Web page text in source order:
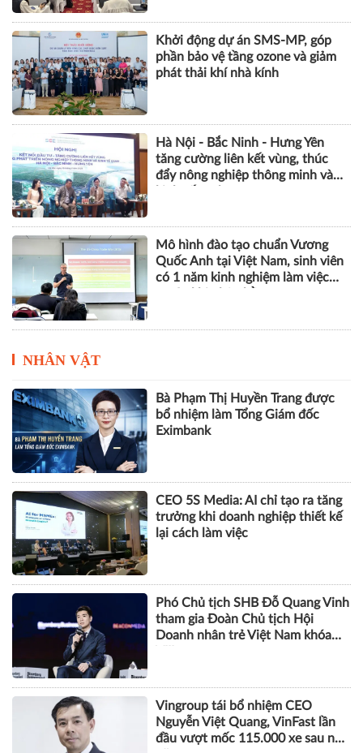
THỰC TIỄN QUẢN LÝ
Việt Nam - Nhật Bản tăng cường
hợp tác thực thi bản quyền trên
môi trường số
Khởi động dự án SMS-MP, góp
phần bảo vệ tầng ozone và giảm
phát thải khí nhà kính
Hà Nội - Bắc Ninh - Hưng Yên
tăng cường liên kết vùng, thúc
đẩy nông nghiệp thông minh và
trước khi nhận bằng
NHÂN VẬT
Bà Phạm Thị Huyền Trang được
bổ nhiệm làm Tổng Giám đốc
Eximbank
CEO 5S Media: AI chỉ tạo ra tăng
trưởng khi doanh nghiệp thiết kế
lại cách làm việc
Phó Chủ tịch SHB Đỗ Quang Vinh
tham gia Đoàn Chủ tịch Hội
Doanh nhân trẻ Việt Nam khóa